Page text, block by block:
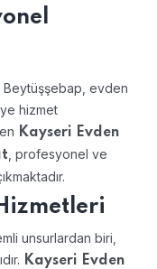
Beytüşşebap, evden
hizmet
Kayseri Evden
, profesyonel ve
unsurlardan biri,
Kayseri Evden